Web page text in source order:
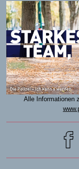
Alle Informationen